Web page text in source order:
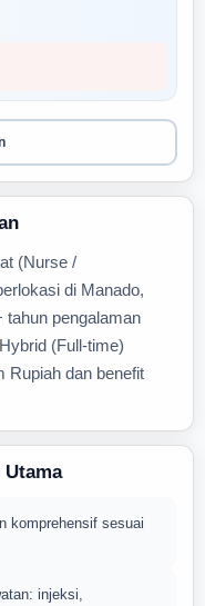
(Nurse /
di Manado,
tahun pengalaman
(Full-time)
Rupiah dan benefit
Utama
komprehensif sesuai
injeksi,